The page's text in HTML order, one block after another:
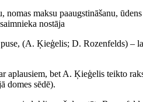
maksu paaugstināšanu,
nostāja
(A. Ķieģelis; D. Rozenfelds) –
bet A. Ķieģelis teikto
domes sēdē).